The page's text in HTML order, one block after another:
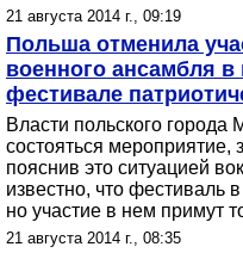
21 августа 2014 г., 09:19
Польша отменила
военного ансамбля
фестивале
Власти польского
состояться
пояснив это ситуацией
известно, что фестиваль
но участие в нем примут
21 августа 2014 г., 08:35